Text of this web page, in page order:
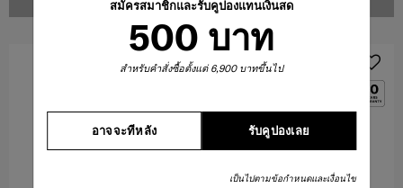
สมัครสมาชิกและรับคูปองแทนเงินสด
500 บาท
สำหรับคำสั่งซื้อตั้งแต่ 6,900 บาทขึ้นไป
รับคูปองเลย
อาจจะทีหลัง
เป็นไปตามข้อกำหนดและเงื่อนไข